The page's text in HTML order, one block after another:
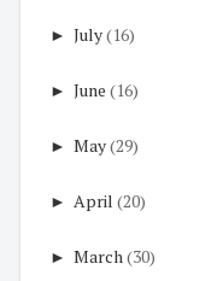
► July(16)
► June (16)
► May(29)
► April (20)
► March(30)